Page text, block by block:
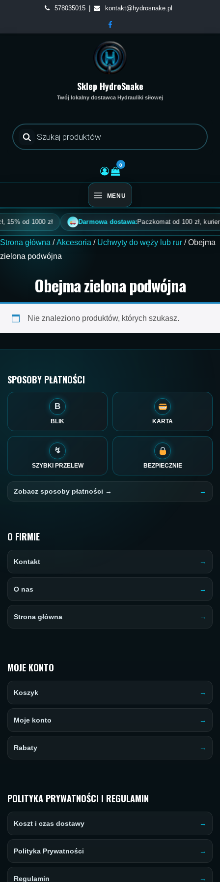
content
578035015 kontakt@hydrosnake.pl
Sklep HydroSnake
Twój lokalny dostawca Hydrauliki siłowej
Wyszukiwarka
produktów
0
MENU
od 1000 zł Darmowa dostawa:Paczkomat od 100 zł, kurier
Strona główna /Akcesoria / Uchwyty do węży lub rur / Obejma
zielona podwójna
Obejma zielona podwójna
Nie znaleziono produktów, których szukasz.
SPOSOBY PŁATNOŚCI
B
BLIK KARTA
↯
SZYBKI PRZELEW BEZPIECZNIE
Zobacz sposoby płatności →
O FIRMIE
Kontakt
O nas
Strona główna
MOJE KONTO
Koszyk
Moje konto
Rabaty
POLITYKA PRYWATNOŚCI I REGULAMIN
Koszt i czas dostawy
Polityka Prywatności
Regulamin